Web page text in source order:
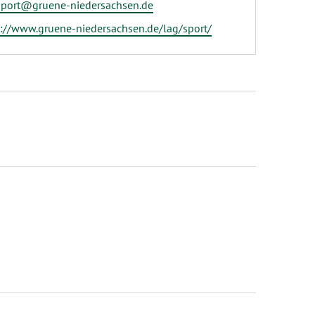
niedersachsen.de
www.gruene-niedersachsen.de/lag/sport/